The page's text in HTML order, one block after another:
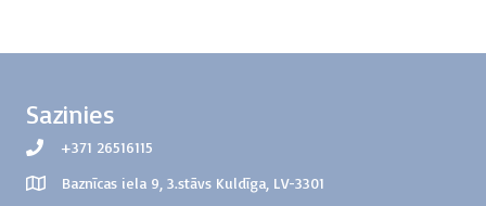
Sazinies
+371 26516115
Baznīcas iela 9, 3.stāvs Kuldīga, LV-3301